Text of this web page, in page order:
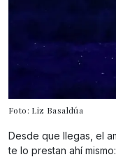
Foto: Liz Basaldúa
Desde que llegas, el
te lo prestan ahí